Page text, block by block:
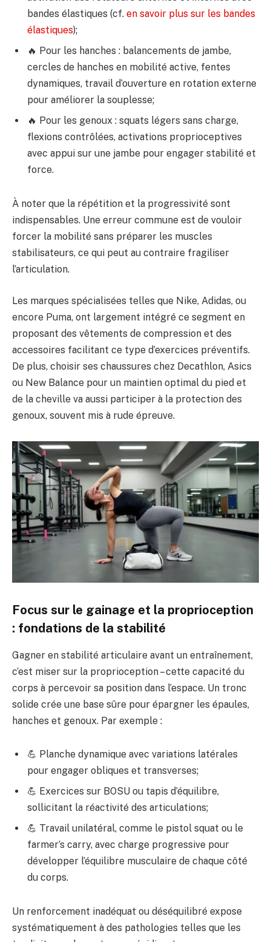
bandes élastiques (cf. en savoir plus sur les bandes
élastiques);
🔥 Pour les hanches : balancements de jambe,
cercles de hanches en mobilité active, fentes
dynamiques, travail d’ouverture en rotation externe
pour améliorer la souplesse;
🔥 Pour les genoux : squats légers sans charge,
flexions contrôlées, activations proprioceptives
avec appui sur une jambe pour engager stabilité et
force.
À noter que la répétition et la progressivité sont
indispensables. Une erreur commune est de vouloir
forcer la mobilité sans préparer les muscles
stabilisateurs, ce qui peut au contraire fragiliser
l’articulation.
Les marques spécialisées telles que Nike, Adidas, ou
encore Puma, ont largement intégré ce segment en
proposant des vêtements de compression et des
accessoires facilitant ce type d’exercices préventifs.
De plus, choisir ses chaussures chez Decathlon, Asics
ou New Balance pour un maintien optimal du pied et
de la cheville va aussi participer à la protection des
genoux, souvent mis à rude épreuve.
Focus sur le gainage et la proprioception
: fondations de la stabilité
Gagner en stabilité articulaire avant un entraînement,
c’est miser sur la proprioception – cette capacité du
corps à percevoir sa position dans l’espace. Un tronc
solide crée une base sûre pour épargner les épaules,
hanches et genoux. Par exemple :
💪 Planche dynamique avec variations latérales
pour engager obliques et transverses;
💪 Exercices sur BOSU ou tapis d’équilibre,
sollicitant la réactivité des articulations;
💪 Travail unilatéral, comme le pistol squat ou le
farmer’s carry, avec charge progressive pour
développer l’équilibre musculaire de chaque côté
du corps.
Un renforcement inadéquat ou déséquilibré expose
systématiquement à des pathologies telles que les